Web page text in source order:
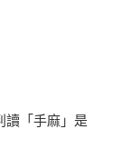
讀「手麻」是